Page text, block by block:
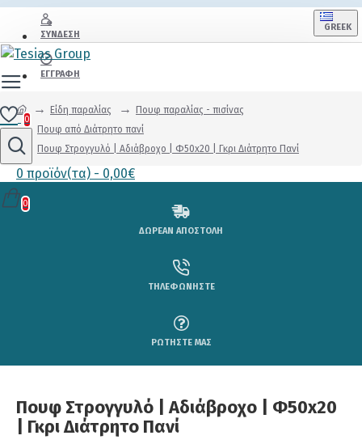
ΣΎΝΔΕΣΗ
ΕΓΓΡΑΦΉ
GREEK
0
0 προϊόν(τα) - 0,00€
0
Είδη παραλίας
Πουφ παραλίας - πισίνας
Πουφ από Διάτρητο πανί
Πουφ Στρογγυλό | Αδιάβροχo | Φ50x20 | Γκρι Διάτρητο Πανί
ΔΩΡΕΑΝ ΑΠΟΣΤΟΛΗ
ΤΗΛΕΦΩΝΗΣΤΕ
ΡΩΤΗΣΤΕ ΜΑΣ
Πουφ Στρογγυλό | Αδιάβροχo | Φ50x20
| Γκρι Διάτρητο Πανί